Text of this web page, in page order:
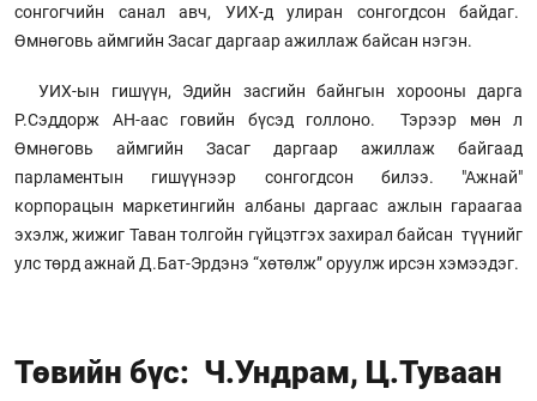
сонгогчийн санал авч, УИХ-д улиран сонгогдсон байдаг.
Өмнөговь аймгийн Засаг даргаар ажиллаж байсан нэгэн.
УИХ-ын гишүүн, Эдийн засгийн байнгын хорооны дарга
Р.Сэддорж АН-аас говийн бүсэд голлоно. Тэрээр мөн л
Өмнөговь аймгийн Засаг даргаар ажиллаж байгаад
парламентын гишүүнээр сонгогдсон билээ. "Ажнай"
корпорацын маркетингийн албаны даргаас ажлын гараагаа
эхэлж, жижиг Таван толгойн гүйцэтгэх захирал байсан түүнийг
улс төрд ажнай Д.Бат-Эрдэнэ “хөтөлж” оруулж ирсэн хэмээдэг.
Төвийн бүс: Ч.Ундрам, Ц.Туваан